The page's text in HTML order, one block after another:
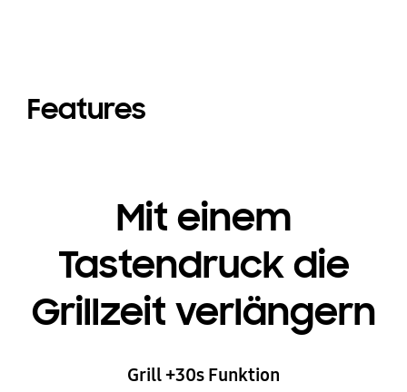
Features
Mit einem
Tastendruck die
Grillzeit verlängern
Grill +30s Funktion